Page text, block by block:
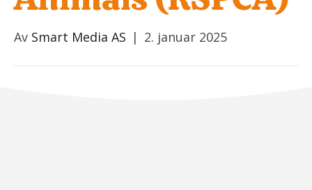
Av Smart Media AS | 2. januar 2025